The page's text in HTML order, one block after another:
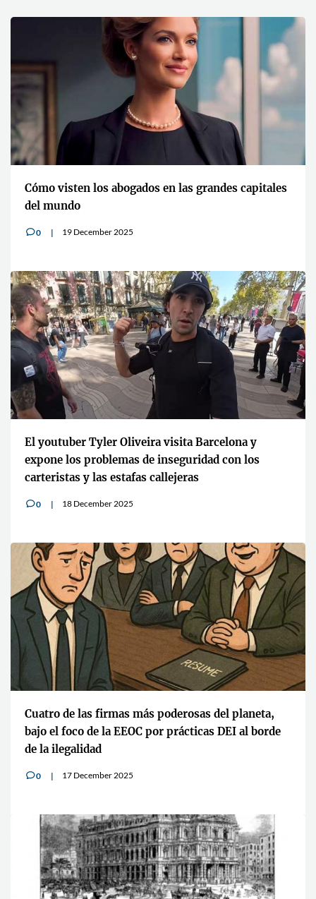
Cómo visten los abogados en las grandes capitales
del mundo
v0 19 December 2025
El youtuber Tyler Oliveira visita Barcelona y
expone los problemas de inseguridad con los
carteristas y las estafas callejeras
v0 18 December 2025
Cuatro de las firmas más poderosas del planeta,
bajo el foco de la EEOC por prácticas DEI al borde
de la ilegalidad
v0 17 December 2025